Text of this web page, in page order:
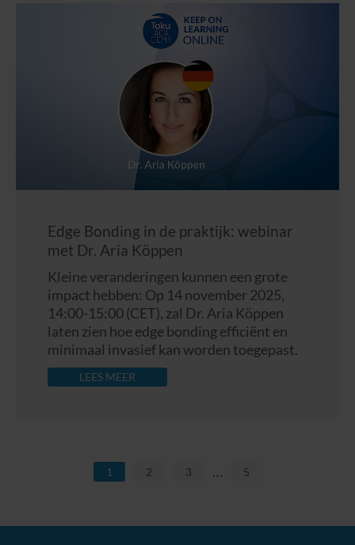
Edge Bonding in de praktijk: webinar
met Dr. Aria Köppen
Kleine veranderingen kunnen een grote
impact hebben: Op 14 november 2025,
14:00-15:00 (CET), zal Dr. Aria Köppen
laten zien hoe edge bonding efficiënt en
minimaal invasief kan worden toegepast.
LEES MEER
1 2 3 … 5